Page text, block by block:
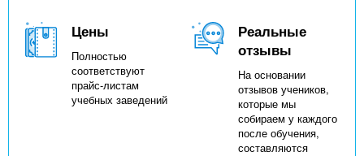
Цены
Полностью
соответствуют
прайс-листам
учебных заведений
Реальные
отзывы
На основании
отзывов учеников,
которые мы
собираем у каждого
после обучения,
составляются